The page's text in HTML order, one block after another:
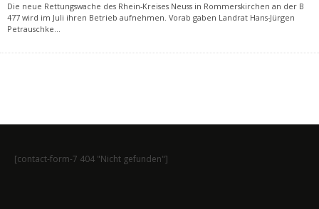
Die neue Rettungswache des Rhein-Kreises Neuss in Rommerskirchen an der B
477 wird im Juli ihren Betrieb aufnehmen. Vorab gaben Landrat Hans-Jürgen
Petrauschke...
[contact-form-7 404 "Nicht gefunden"]